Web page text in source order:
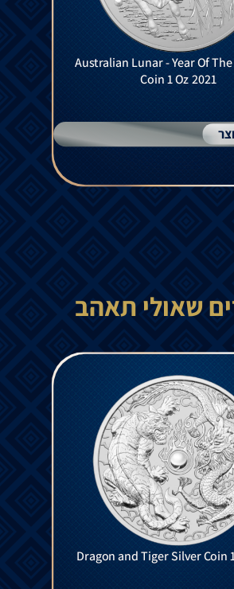
Australian Lunar - Year Of
Coin 1 Oz 2021
שאולי תאהב
Dragon and Tiger Silver Coin